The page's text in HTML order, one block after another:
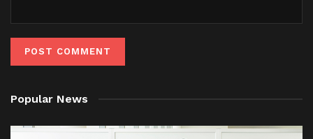
Popular News